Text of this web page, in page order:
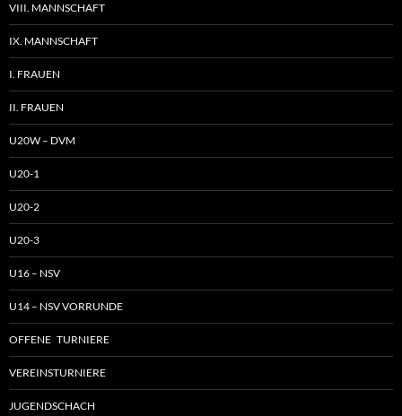
VIII. MANNSCHAFT
IX. MANNSCHAFT
I. FRAUEN
II. FRAUEN
U20W – DVM
U20-1
U20-2
U20-3
U16 – NSV
U14 – NSV VORRUNDE
OFFENE TURNIERE
VEREINSTURNIERE
JUGENDSCHACH